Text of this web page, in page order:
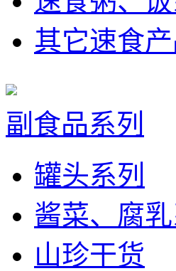
其它速食
副食品系列
罐头系列
酱菜、腐乳
山珍干货